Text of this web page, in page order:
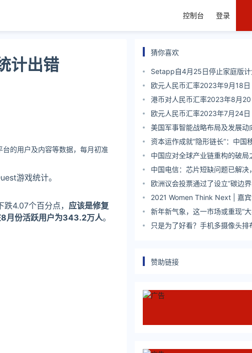
控制台 登录
计出错
的用户及内容等数据，每月初准
游戏统计。
4.07个百分点， 应该是修复
月份活跃用户为343.2万人。
猜你喜欢
Setapp自4月25日停止家庭版
过家庭版拼车订阅软件
欧元人民币汇率2023年9月18日
港币对人民币汇率2023年8月
欧元人民币汇率2023年7月24日
美国军事智能战略布局及发展动
资本运作成就“隐形链长”：中国
主”启明星辰
中国应对全球产业链重构的破局
中国电信：芯片短缺问题已解决
建设提速
欧洲议会投票通过了设立“碳边
决议
2021 Women Think Next | 嘉
三
新年新气象，这一市场或重现“
只是为了好看？手机多摄像头排
赞助链接